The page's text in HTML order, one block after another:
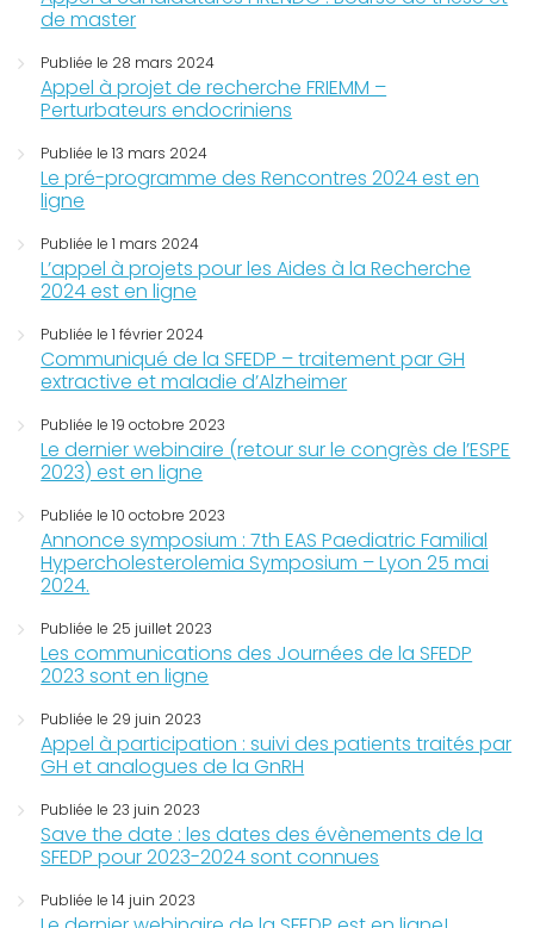
de master
Publiée le 28 mars 2024
Appel à projet de recherche FRIEMM –
Perturbateurs endocriniens
Publiée le 13 mars 2024
Le pré-programme des Rencontres 2024 est en
ligne
Publiée le 1 mars 2024
L’appel à projets pour les Aides à la Recherche
2024 est en ligne
Publiée le 1 février 2024
Communiqué de la SFEDP – traitement par GH
extractive et maladie d’Alzheimer
Publiée le 19 octobre 2023
Le dernier webinaire (retour sur le congrès de l’ESPE
2023) est en ligne
Publiée le 10 octobre 2023
Annonce symposium : 7th EAS Paediatric Familial
Hypercholesterolemia Symposium – Lyon 25 mai
2024.
Publiée le 25 juillet 2023
Les communications des Journées de la SFEDP
2023 sont en ligne
Publiée le 29 juin 2023
Appel à participation : suivi des patients traités par
GH et analogues de la GnRH
Publiée le 23 juin 2023
Save the date : les dates des évènements de la
SFEDP pour 2023-2024 sont connues
Publiée le 14 juin 2023